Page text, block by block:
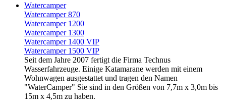
Watercamper
Watercamper 870
Watercamper 1200
Watercamper 1300
Watercamper 1400 VIP
Watercamper 1500 VIP
Seit dem Jahre 2007 fertigt die Firma Technus
Wasserfahrzeuge. Einige Katamarane werden mit einem
Wohnwagen ausgestattet und tragen den Namen
"WaterCamper" Sie sind in den Größen von 7,7m x 3,0m bis
15m x 4,5m zu haben.